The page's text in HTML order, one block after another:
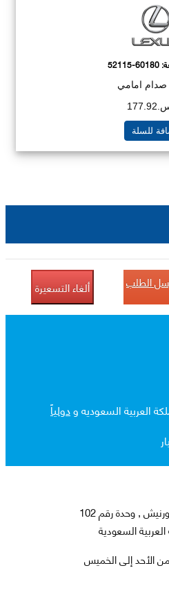
52115-60180
صدام امامي
للسلة
الطلب ألغاء التسعيرة
العربية السعوديه ودولياً